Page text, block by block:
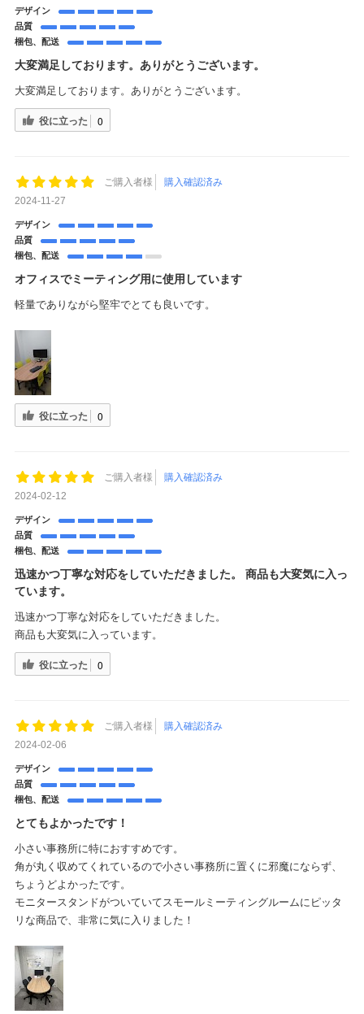
デザイン
品質
梱包、配送
大変満足しております。ありがとうございます。
大変満足しております。ありがとうございます。
役に立った 0
ご購入者様
購入確認済み
2024-11-27
デザイン
品質
梱包、配送
オフィスでミーティング用に使用しています
軽量でありながら堅牢でとても良いです。
役に立った 0
ご購入者様
購入確認済み
2024-02-12
デザイン
品質
梱包、配送
迅速かつ丁寧な対応をしていただきました。 商品も大変気に入っ
ています。
迅速かつ丁寧な対応をしていただきました。
商品も大変気に入っています。
役に立った 0
ご購入者様
購入確認済み
2024-02-06
デザイン
品質
梱包、配送
とてもよかったです！
小さい事務所に特におすすめです。
角が丸く収めてくれているので小さい事務所に置くに邪魔にならず、
ちょうどよかったです。
モニタースタンドがついていてスモールミーティングルームにピッタ
リな商品で、非常に気に入りました！